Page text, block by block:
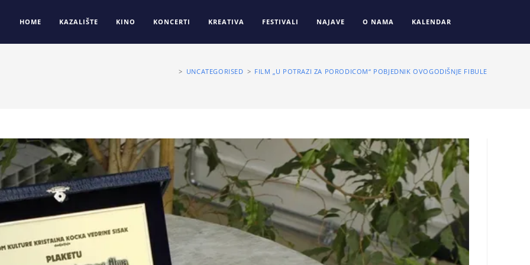
HOME KAZALIŠTE KINO KONCERTI KREATIVA FESTIVALI NAJAVE O NAMA KALENDAR
> UNCATEGORISED > FILM „U POTRAZI ZA PORODICOM“ POBJEDNIK OVOGODIŠNJE FIBULE